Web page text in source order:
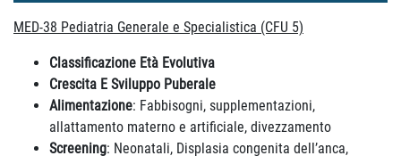
MED-38 Pediatria Generale e Specialistica (CFU 5)
Classificazione Età Evolutiva
Crescita E Sviluppo Puberale
Alimentazione: Fabbisogni, supplementazioni,
allattamento materno e artificiale, divezzamento
Screening: Neonatali, Displasia congenita dell’anca,